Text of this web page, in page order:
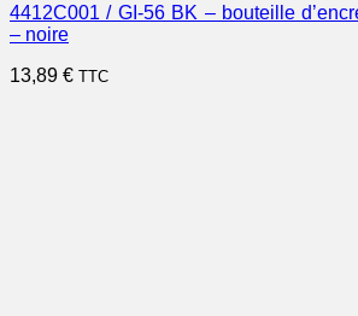
4412C001 / GI-56 BK – bouteille
– noire
13,89 € TTC